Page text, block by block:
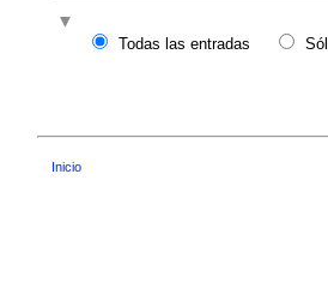
Todas las entradas
Inicio